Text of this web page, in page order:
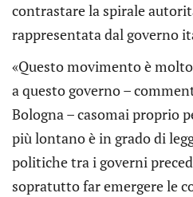
contrastare la spirale
rappresentata dal governo
«Questo movimento è
a questo governo –
Bologna – casomai proprio
più lontano è in grado di
politiche tra i governi
sopratutto far emergere le